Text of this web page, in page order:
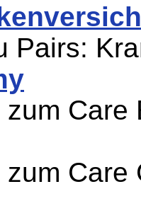
Pairs:
Care
Care